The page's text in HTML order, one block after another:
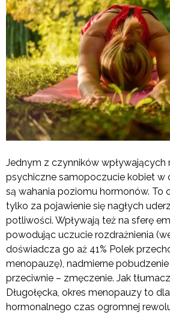
Jednym z czynników wpływających
psychiczne samopoczucie kobiet w
są wahania poziomu hormonów. To
tylko za pojawienie się nagłych
potliwości. Wpływają też na sferę
powodując uczucie rozdrażnienia
doświadcza go aż 41% Polek
menopauzę), nadmierne
przeciwnie – zmęczenie. Jak
Długołęcka, okres menopauzy to
hormonalnego czas ogromnej